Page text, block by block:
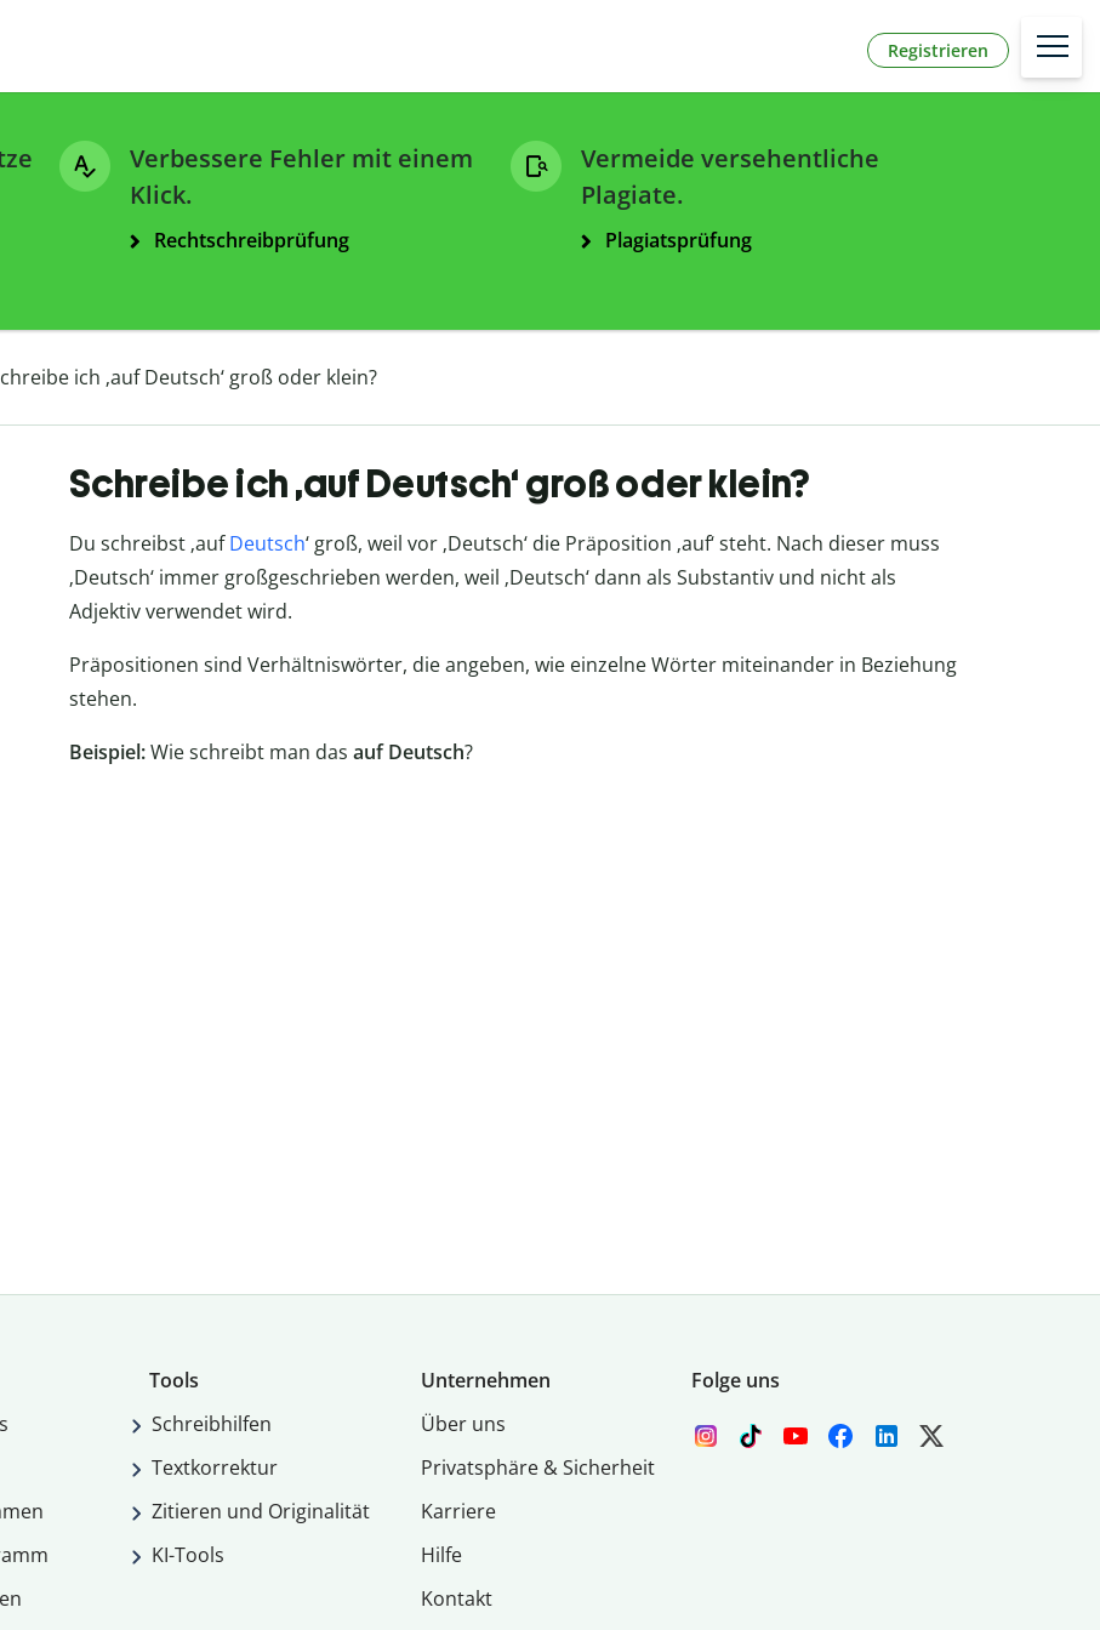
Registrieren
Verbessere Fehler mit einem
Klick.
Rechtschreibprüfung
Vermeide versehentliche
Plagiate.
Plagiatsprüfung
ich ‚auf Deutsch‘ groß oder klein?
Schreibe ich ‚auf Deutsch‘ groß oder klein?
Du schreibst ‚aufDeutsch‘ groß, weil vor ‚Deutsch‘ die Präposition ‚auf‘ steht. Nach dieser muss
‚Deutsch‘ immer großgeschrieben werden, weil ‚Deutsch‘ dann als Substantiv und nicht als
Adjektiv verwendet wird.
Präpositionen sind Verhältniswörter, die angeben, wie einzelne Wörter miteinander in Beziehung
stehen.
Beispiel:Wie schreibt man das auf Deutsch?
Tools
Schreibhilfen
Textkorrektur
Zitieren und Originalität
KI-Tools
Unternehmen
Über uns
Privatsphäre & Sicherheit
Karriere
Hilfe
Kontakt
Folge uns